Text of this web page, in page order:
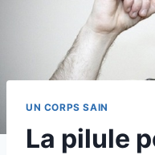
UN CORPS SAIN
La pilule